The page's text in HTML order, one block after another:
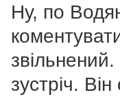
Ну, по
зустріч.